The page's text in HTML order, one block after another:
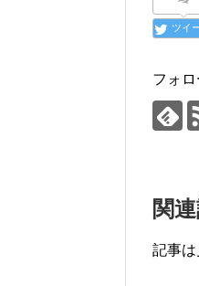
ツイ
フォ
関
記事は